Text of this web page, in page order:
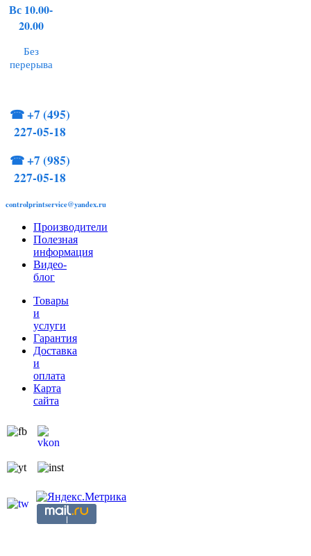
Вс 10.00-
20.00
Без
перерыва
☎+7 (495)
227-05-18
☎+7 (985)
227-05-18
controlprintservice@yandex.ru
Производители
Полезная
информация
Видео-
блог
Товары
и
услуги
Гарантия
Доставка
и
оплата
Карта
сайта